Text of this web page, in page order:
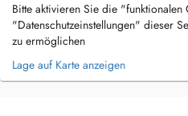
Bitte aktivieren Sie die
"Datenschutzeinstellungen" dieser
zu ermöglichen
Lage auf Karte anzeigen